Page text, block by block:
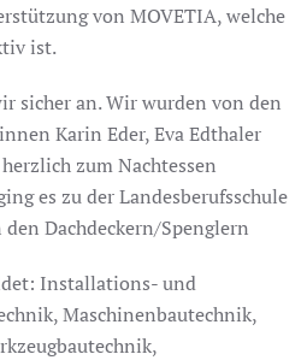
von MOVETIA, welche
ist.
sicher an. Wir wurden von den
Karin Eder, Eva Edthaler
zum Nachtessen
es zu der Landesberufsschule
Dachdeckern/Spenglern
Installations- und
Maschinenbautechnik,